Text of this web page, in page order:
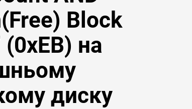
Block
(0xEB) на
диску